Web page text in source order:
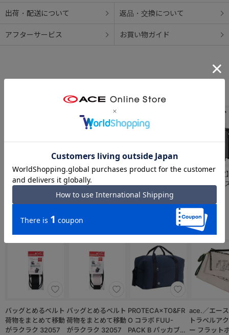
出荷・配送について 返品・交換について
アフターサービス お買い物ガイド
【WEB限定】 ACE
クレスタ2F スー
ツケース フレーム
83L キャスタース
【WEB限定】 ACE
クレスタ スーツケ
ース 83/93L エキ
スパンド機能
￥26,400
World Traveler／
ワールドトラベラ
ー ボトムベイ 85L
スーツケース キャ
スターストッパー
￥34,100
【WEB限定
クレスタ2
ターストッ
06937
合わせて揃えたい「小物アイテム」
バッグとめるベルト
荷物をまとめて移動
がラクラク 32057
バッグとめるベルト
荷物をまとめて移動
がラクラク 32057
PROTECA×TO&FR
O コラボ FUU-
PACK B パッカブル
ace.／エース
トラベルア
ー フラット